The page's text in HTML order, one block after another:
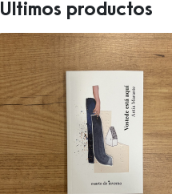
Últimos productos